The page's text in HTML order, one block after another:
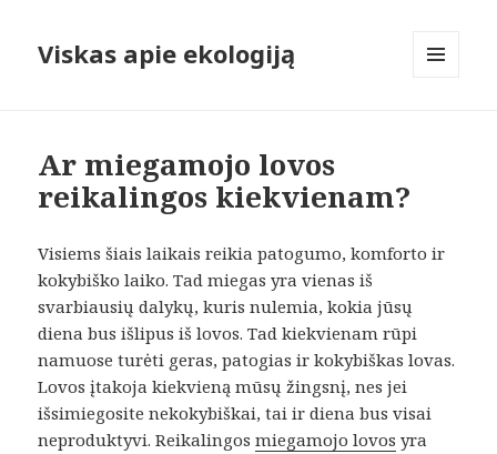
Viskas apie ekologiją
Ar miegamojo lovos
reikalingos kiekvienam?
Visiems šiais laikais reikia patogumo, komforto ir
kokybiško laiko. Tad miegas yra vienas iš
svarbiausių dalykų, kuris nulemia, kokia jūsų
diena bus išlipus iš lovos. Tad kiekvienam rūpi
namuose turėti geras, patogias ir kokybiškas lovas.
Lovos įtakoja kiekvieną mūsų žingsnį, nes jei
išsimiegosite nekokybiškai, tai ir diena bus visai
neproduktyvi. Reikalingosmiegamojo lovos yra